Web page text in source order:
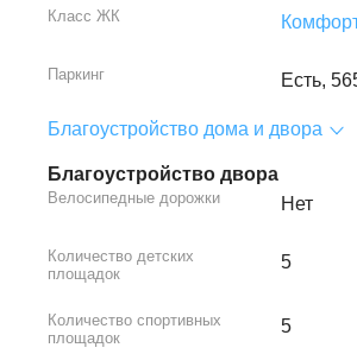
Класс ЖК
Паркинг Есть,
Благоустройство дома и двора
Благоустройство двора
Велосипедные дорожки Нет
Количество детских
площадок
5
Количество спортивных
площадок
5